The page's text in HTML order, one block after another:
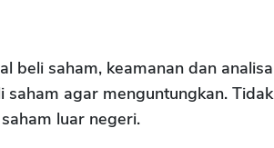
beli saham, keamanan dan analisa
agar menguntungkan. Tidak
luar negeri.